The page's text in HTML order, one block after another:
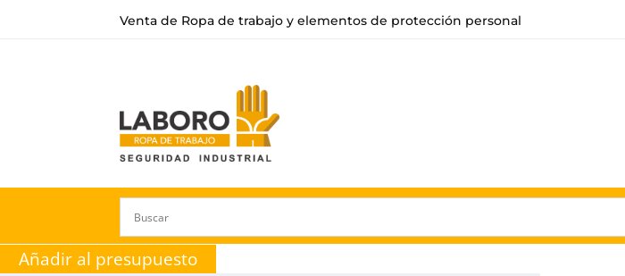
Venta de Ropa de trabajo y elementos de protección personal
Añadir al presupuesto